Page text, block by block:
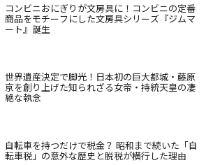
コンビニおにぎりが文房具に！コンビニの定番
商品をモチーフにした文房具シリーズ『ジムマ
ート』誕生
世界遺産決定で脚光！日本初の巨大都城・藤原
京を創り上げた知られざる女帝・持統天皇の凄
絶な執念
自転車を持つだけで税金？ 昭和まで続いた「自
転車税」の意外な歴史と脱税が横行した理由